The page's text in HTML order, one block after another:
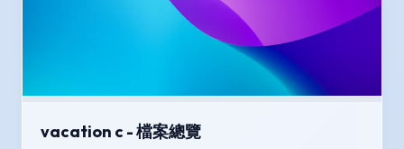
vacation c - 檔案總覽